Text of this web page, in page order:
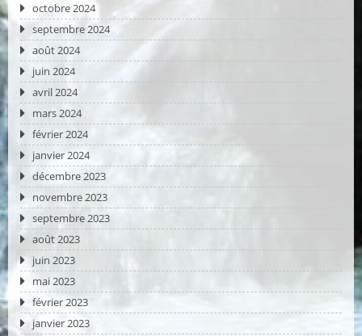
octobre 2024
septembre 2024
août 2024
juin 2024
avril 2024
mars 2024
février 2024
janvier 2024
décembre 2023
novembre 2023
septembre 2023
août 2023
juin 2023
mai 2023
février 2023
janvier 2023